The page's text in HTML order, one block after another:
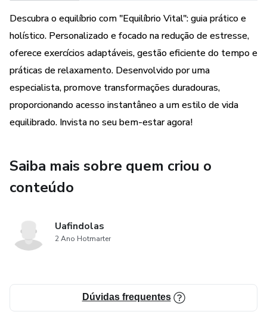
para a atividade física, adaptada ao seu gosto e ritmo, para
fortalecer corpo e mente.
- Gestão Eficiente do Tempo: Aprenda a priorizar tarefas e
a encontrar tempo para o que realmente importa,
proporcionando mais equilíbrio.
✨ Benefícios Exclusivos:
- Transforme sua rotina com passos práticos e aplicáveis.
- Desfrute de uma vida mais saudável, reduzindo
- Ganhe acesso a dicas valiosas e estratégias testadas
para o equilíbrio entre saúde física e mental.
- Especialista em bem-estar e equilíbrio de vida.
Descubra o equilíbrio com "Equilíbrio Vital": guia prático e
holístico. Personalizado e focado na redução de estresse,
oferece exercícios adaptáveis, gestão eficiente do tempo e
práticas de relaxamento. Desenvolvido por uma
especialista, promove transformações duradouras,
proporcionando acesso instantâneo a um estilo de vida
equilibrado. Invista no seu bem-estar agora!
Saiba mais sobre quem criou o
conteúdo
Uafindolas
2 Ano Hotmarter
Dúvidas frequentes